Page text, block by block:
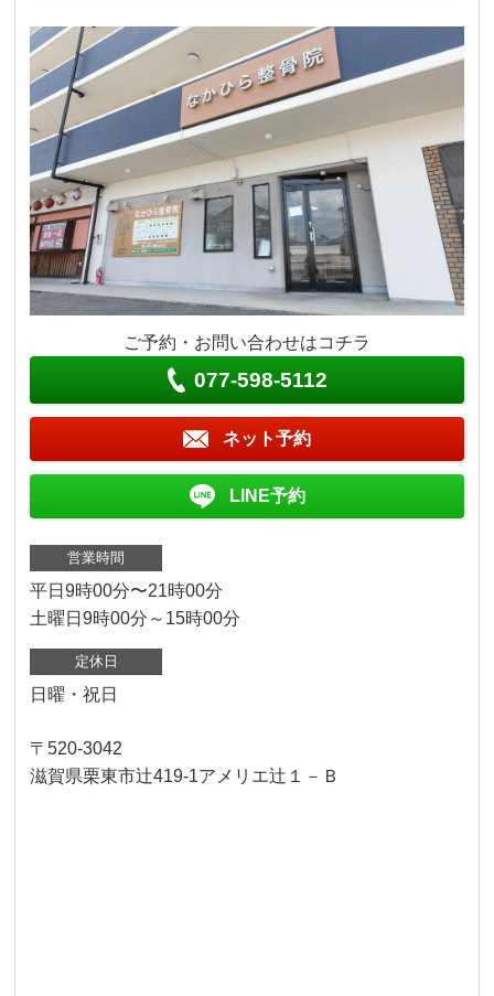
ご予約・お問い合わせはコチラ
077-598-5112
ネット予約
LINE予約
営業時間
平日9時00分〜21時00分
土曜日9時00分～15時00分
定休日
日曜・祝日
〒520-3042
滋賀県栗東市辻419-1アメリエ辻１－Ｂ